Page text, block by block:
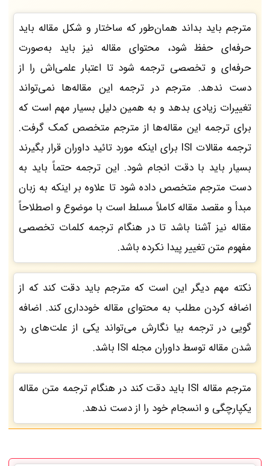
مترجم باید بداند همان‌طور که ساختار و شکل مقاله باید
حرفه‌ای حفظ شود، محتوای مقاله نیز باید به‌صورت
حرفه‌ای و تخصصی ترجمه شود تا اعتبار علمی‌اش را از
دست ندهد. مترجم در ترجمه این مقاله‌ها نمی‌تواند
تغییرات زیادی بدهد و به همین دلیل بسیار مهم است که
برای ترجمه این مقاله‌ها از مترجم متخصص کمک گرفت.
ترجمه مقالات ISI برای اینکه مورد تائید داوران قرار بگیرند
بسیار باید با دقت انجام شود. این ترجمه حتماً باید به
دست مترجم متخصص داده شود تا علاوه بر اینکه به زبان
مبدأ و مقصد مقاله کاملاً مسلط است با موضوع و اصطلاحاً
مقاله نیز آشنا باشد تا در هنگام ترجمه کلمات تخصصی
مفهوم متن تغییر پیدا نکرده باشد.
نکته مهم دیگر این است که مترجم باید دقت کند که از
اضافه کردن مطلب به محتوای مقاله خودداری کند. اضافه
گویی در ترجمه بیا نگارش می‌تواند یکی از علت‌های رد
شدن مقاله توسط داوران مجله ISI باشد.
مترجم مقاله ISI باید دقت کند در هنگام ترجمه متن مقاله
یکپارچگی و انسجام خود را از دست ندهد.